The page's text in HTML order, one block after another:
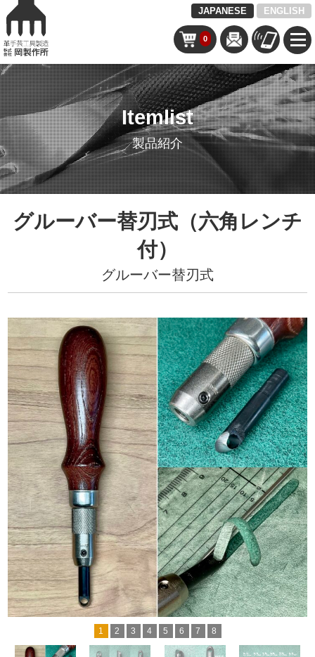
JAPANESE ENGLISH
0
Itemlist
製品紹介
グルーバー替刃式（六角レンチ
付）
グルーバー替刃式
1 2 3 4 5 6 7 8